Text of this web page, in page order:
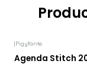
-12%DESCUENTO
|Pigyfante
Agenda Stitch